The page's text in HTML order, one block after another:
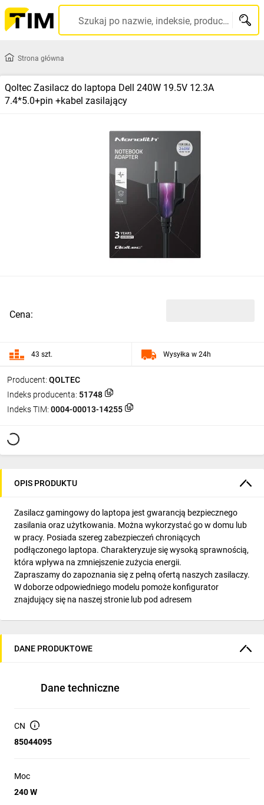
Szukaj po nazwie, indeksie, producencie, kodzie kreskowym...
Strona główna
Qoltec Zasilacz do laptopa Dell 240W 19.5V 12.3A
7.4*5.0+pin +kabel zasilający
Producent: QOLTEC
Indeks producenta: 51748
Indeks TIM: 0004-00013-14255
Cena:
43 szt. Wysyłka w 24h
OPIS PRODUKTU
Zasilacz gamingowy do laptopa jest gwarancją bezpiecznego
zasilania oraz użytkowania. Można wykorzystać go w domu lub
w pracy. Posiada szereg zabezpieczeń chroniących
podłączonego laptopa. Charakteryzuje się wysoką sprawnością,
która wpływa na zmniejszenie zużycia energii.
Zapraszamy do zapoznania się z pełną ofertą naszych zasilaczy.
W doborze odpowiedniego modelu pomoże konfigurator
znajdujący się na naszej stronie lub pod adresem
DANE PRODUKTOWE
Dane techniczne
CN
85044095
Moc
240 W